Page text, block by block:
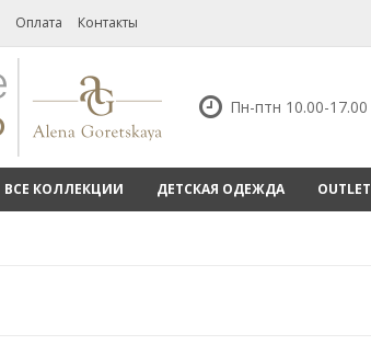
Оплата Контакты
Пн-птн 10.00-17.00
ВСЕ КОЛЛЕКЦИИ ДЕТСКАЯ ОДЕЖДА OUTLET